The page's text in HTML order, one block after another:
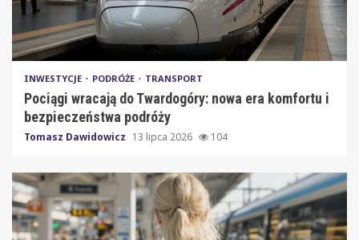
INWESTYCJE PODRÓŻE TRANSPORT
Pociągi wracają do Twardogóry: nowa era komfortu i
bezpieczeństwa podróży
Tomasz Dawidowicz 13 lipca 2026 104